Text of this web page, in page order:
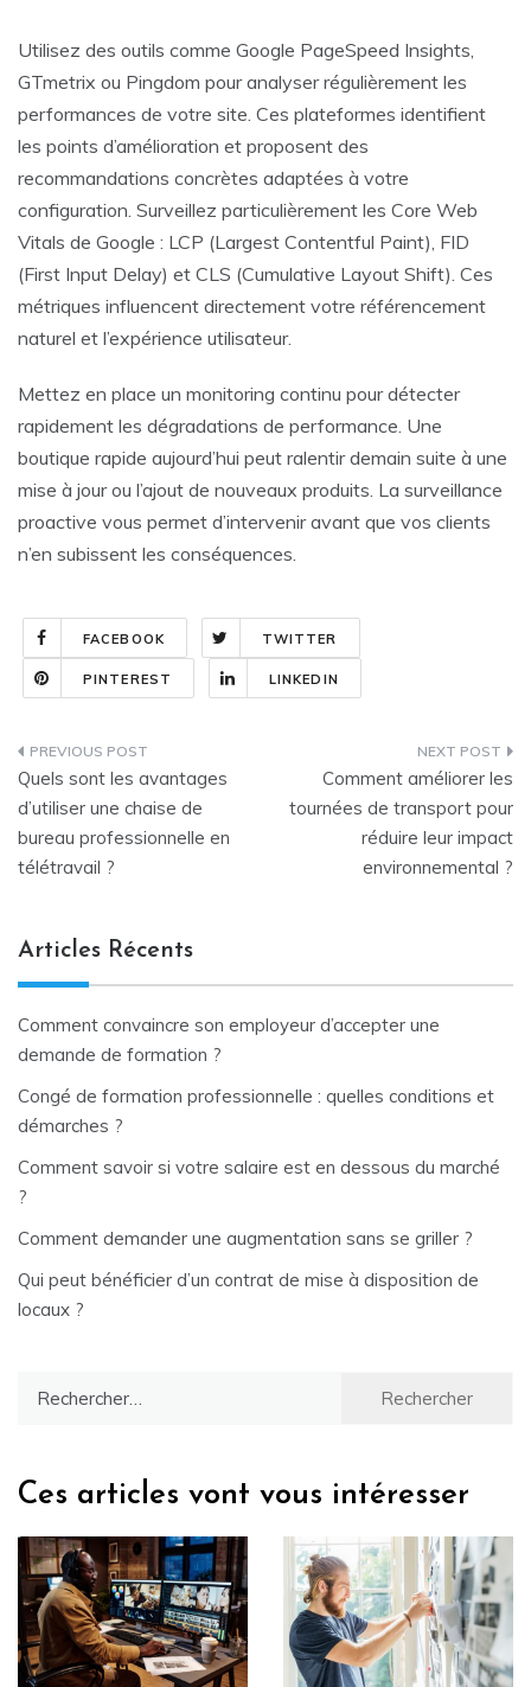
Utilisez des outils comme Google PageSpeed Insights,
GTmetrix ou Pingdom pour analyser régulièrement les
performances de votre site. Ces plateformes identifient
les points d’amélioration et proposent des
recommandations concrètes adaptées à votre
configuration. Surveillez particulièrement les Core Web
Vitals de Google : LCP (Largest Contentful Paint), FID
(First Input Delay) et CLS (Cumulative Layout Shift). Ces
métriques influencent directement votre référencement
naturel et l’expérience utilisateur.
Mettez en place un monitoring continu pour détecter
rapidement les dégradations de performance. Une
boutique rapide aujourd’hui peut ralentir demain suite à une
mise à jour ou l’ajout de nouveaux produits. La surveillance
proactive vous permet d’intervenir avant que vos clients
n’en subissent les conséquences.
FACEBOOK TWITTER
PINTEREST LINKEDIN
Navigation
de
l’article
Quels sont les avantages
d’utiliser une chaise de
bureau professionnelle en
télétravail ?
Comment améliorer les
tournées de transport pour
réduire leur impact
environnemental ?
Articles Récents
Comment convaincre son employeur d’accepter une
demande de formation ?
Congé de formation professionnelle : quelles conditions et
démarches ?
Comment savoir si votre salaire est en dessous du marché
?
Comment demander une augmentation sans se griller ?
Qui peut bénéficier d’un contrat de mise à disposition de
locaux ?
Ces articles vont vous intéresser